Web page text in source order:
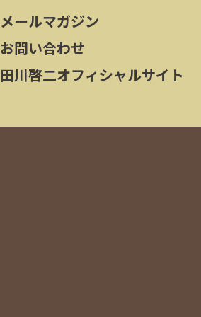
メールマガジン
お問い合わせ
田川啓二オフィシャルサイト